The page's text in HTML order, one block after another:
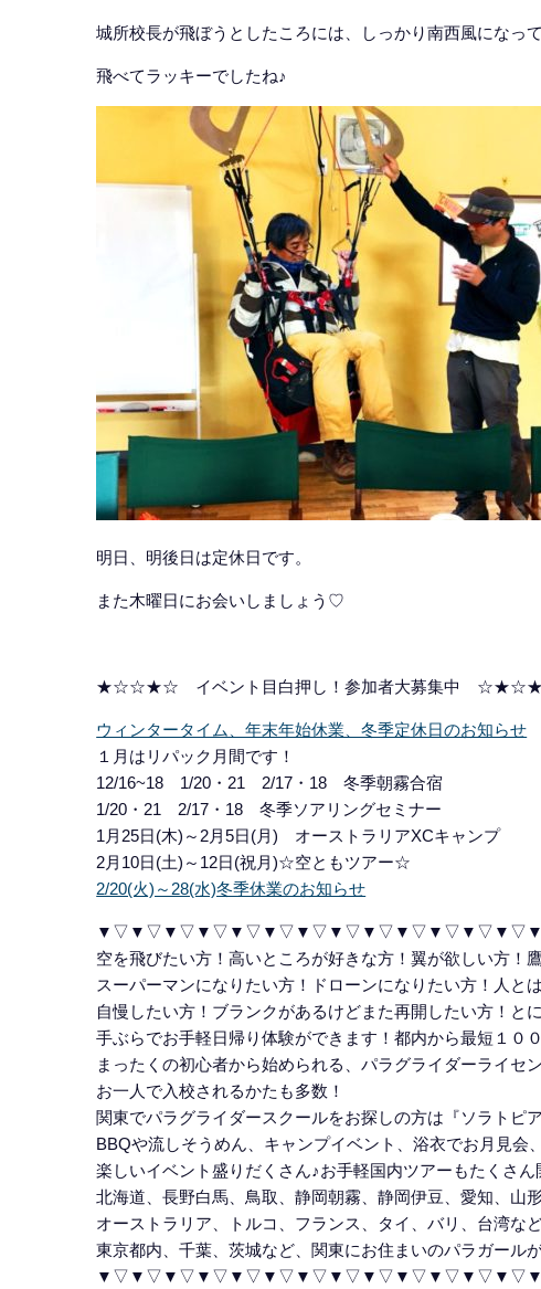
城所校長が飛ぼうとしたころには、しっかり南西風になっ
飛べてラッキーでしたね♪
明日、明後日は定休日です。
また木曜日にお会いしましょう♡
★☆☆★☆ イベント目白押し！参加者大募集中
ウィンタータイム、年末年始休業、冬季定休日のお知らせ
１月はリパック月間です！
12/16~18 1/20・21 2/17・18 冬季朝霧合宿
1/20・21 2/17・18 冬季ソアリングセミナー
1月25日(木)～2月5日(月) オーストラリアXCキャンプ
2月10日(土)～12日(祝月)☆空ともツアー☆
2/20(火)～28(水)冬季休業のお知らせ
▼▽▼▽▼▽▼▽▼▽▼▽▼▽▼▽▼▽▼▽▼▽▼▽▼▽▼
空を飛びたい方！高いところが好きな方！翼が欲しい方！
スーパーマンになりたい方！ドローンになりたい方！人と
自慢したい方！ブランクがあるけどまた再開したい方！と
手ぶらでお手軽日帰り体験ができます！都内から最短１０
まったくの初心者から始められる、パラグライダーライセ
お一人で入校されるかたも多数！
関東でパラグライダースクールをお探しの方は『ソラトピ
BBQや流しそうめん、キャンプイベント、浴衣でお月見
楽しいイベント盛りだくさん♪お手軽国内ツアーもたくさん
北海道、長野白馬、鳥取、静岡朝霧、静岡伊豆、愛知、山
オーストラリア、トルコ、フランス、タイ、バリ、台湾な
東京都内、千葉、茨城など、関東にお住まいのパラガール
▼▽▼▽▼▽▼▽▼▽▼▽▼▽▼▽▼▽▼▽▼▽▼▽▼▽▼